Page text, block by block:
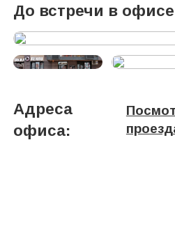
До встречи в офисе
Адреса
офиса: